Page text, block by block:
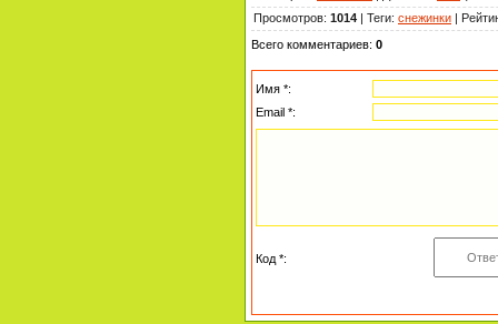
Просмотров: 1014 | Теги: снежинки |
Всего комментариев: 0
Имя *:
Email *:
Код *: